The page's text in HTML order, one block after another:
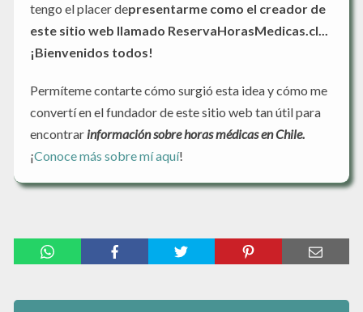
tengo el placer depresentarme como el creador de
este sitio web llamado ReservaHorasMedicas.cl...
¡Bienvenidos todos!
Permíteme contarte cómo surgió esta idea y cómo me
convertí en el fundador de este sitio web tan útil para
encontrar información sobre horas médicas en Chile.
¡Conoce más sobre mí aquí!